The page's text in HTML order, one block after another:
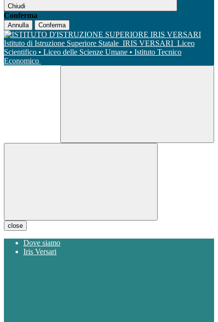
Chiudi
Conferma
Annulla Conferma
Istituto di Istruzione Superiore Statale IRIS VERSARI Liceo
Scientifico • Liceo delle Scienze Umane • Istituto Tecnico
Economico
close
Dove siamo
Iris Versari